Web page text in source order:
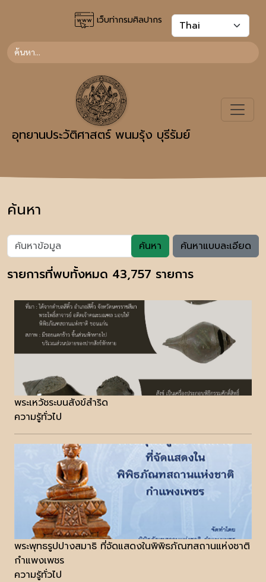
เว็บท่ากรมศิลปากร
อุทยานประวัติศาสตร์ พนมรุ้ง บุรีรัมย์
ค้นหา
ค้นหา ค้นหาแบบละเอียด
รายการที่พบทั้งหมด 43,757 รายการ
พระเหวัชระบนสังข์สำริด
ความรู้ทั่วไป
พระพุทธรูปปางสมาธิ ที่จัดแสดงในพิพิธภัณฑสถานแห่งชาติ
กำแพงเพชร
ความรู้ทั่วไป